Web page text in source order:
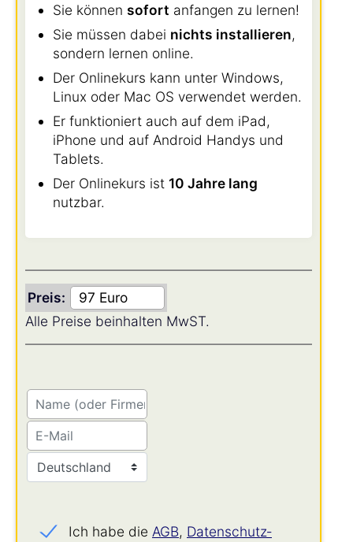
Sie können sofort anfangen zu lernen!
Sie müssen dabei nichts installieren,
sondern lernen online.
Der Onlinekurs kann unter Windows,
Linux oder Mac OS verwendet werden.
Er funktioniert auch auf dem iPad,
iPhone und auf Android Handys und
Tablets.
Der Onlinekurs ist 10 Jahre lang
nutzbar.
Preis:
Alle Preise beinhalten MwST.
Ich habe die AGB, Datenschutz­